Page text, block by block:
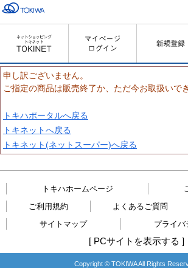
申し訳ございません。
ご指定の商品は販売終了か、ただ今お取扱いで
トキハポータルへ戻る
トキネットへ戻る
トキネット(ネットスーパー)へ戻る
トキハホームページ
ご利用規約
よくあるご質問
サイトマップ
プライバ
[ PCサイトを表示する ]
Copyright © TOKIWA All Rights